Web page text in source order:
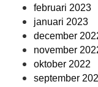
februari 2023
januari 2023
december
november
oktober 2022
september